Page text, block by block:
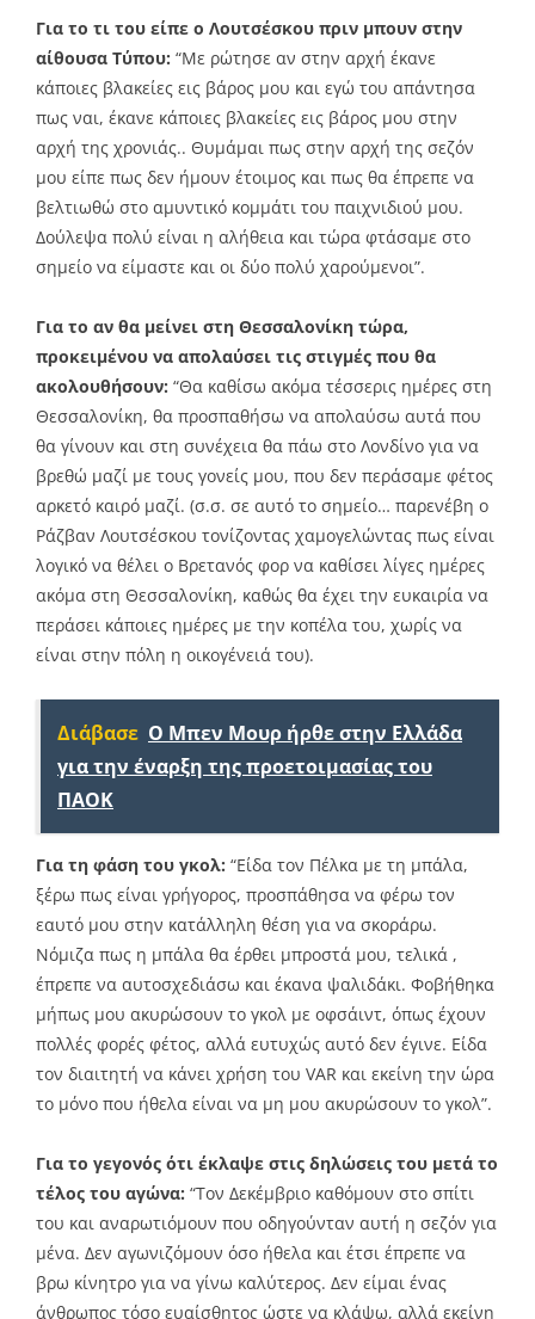
Για το τι του είπε ο Λουτσέσκου πριν μπουν στην
αίθουσα Τύπου: “Με ρώτησε αν στην αρχή έκανε
κάποιες βλακείες εις βάρος μου και εγώ του απάντησα
πως ναι, έκανε κάποιες βλακείες εις βάρος μου στην
αρχή της χρονιάς.. Θυμάμαι πως στην αρχή της σεζόν
μου είπε πως δεν ήμουν έτοιμος και πως θα έπρεπε να
βελτιωθώ στο αμυντικό κομμάτι του παιχνιδιού μου.
Δούλεψα πολύ είναι η αλήθεια και τώρα φτάσαμε στο
σημείο να είμαστε και οι δύο πολύ χαρούμενοι”.
Για το αν θα μείνει στη Θεσσαλονίκη τώρα,
προκειμένου να απολαύσει τις στιγμές που θα
ακολουθήσουν: “Θα καθίσω ακόμα τέσσερις ημέρες στη
Θεσσαλονίκη, θα προσπαθήσω να απολαύσω αυτά που
θα γίνουν και στη συνέχεια θα πάω στο Λονδίνο για να
βρεθώ μαζί με τους γονείς μου, που δεν περάσαμε φέτος
αρκετό καιρό μαζί. (σ.σ. σε αυτό το σημείο… παρενέβη ο
Ράζβαν Λουτσέσκου τονίζοντας χαμογελώντας πως είναι
λογικό να θέλει ο Βρετανός φορ να καθίσει λίγες ημέρες
ακόμα στη Θεσσαλονίκη, καθώς θα έχει την ευκαιρία να
περάσει κάποιες ημέρες με την κοπέλα του, χωρίς να
είναι στην πόλη η οικογένειά του).
Διάβασε O Mπεν Μουρ ήρθε στην Ελλάδα
για την έναρξη της προετοιμασίας του
ΠΑΟΚ
Για τη φάση του γκολ: “Είδα τον Πέλκα με τη μπάλα,
ξέρω πως είναι γρήγορος, προσπάθησα να φέρω τον
εαυτό μου στην κατάλληλη θέση για να σκοράρω.
Νόμιζα πως η μπάλα θα έρθει μπροστά μου, τελικά ,
έπρεπε να αυτοσχεδιάσω και έκανα ψαλιδάκι. Φοβήθηκα
μήπως μου ακυρώσουν το γκολ με οφσάιντ, όπως έχουν
πολλές φορές φέτος, αλλά ευτυχώς αυτό δεν έγινε. Είδα
τον διαιτητή να κάνει χρήση του VAR και εκείνη την ώρα
το μόνο που ήθελα είναι να μη μου ακυρώσουν το γκολ”.
Για το γεγονός ότι έκλαψε στις δηλώσεις του μετά το
τέλος του αγώνα: “Τον Δεκέμβριο καθόμουν στο σπίτι
του και αναρωτιόμουν που οδηγούνταν αυτή η σεζόν για
μένα. Δεν αγωνιζόμουν όσο ήθελα και έτσι έπρεπε να
βρω κίνητρο για να γίνω καλύτερος. Δεν είμαι ένας
άνθρωπος τόσο ευαίσθητος ώστε να κλάψω, αλλά εκείνη